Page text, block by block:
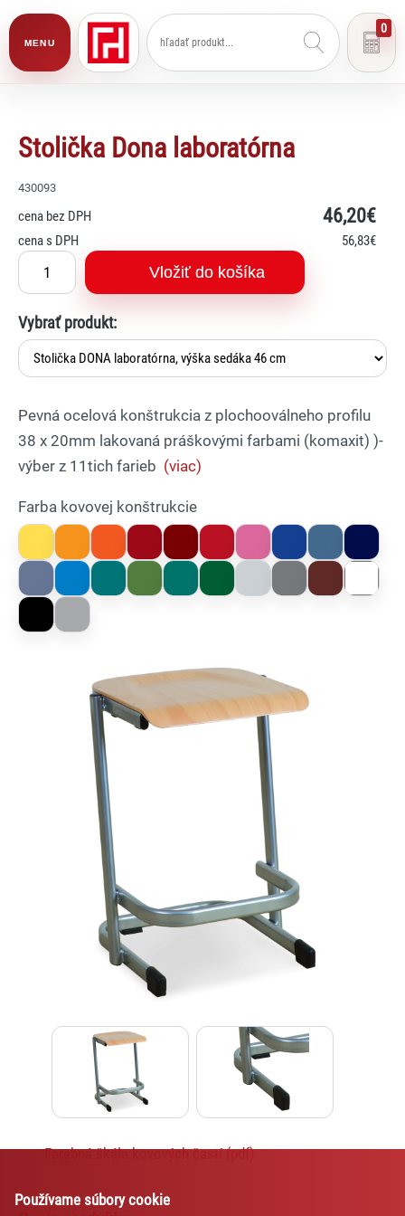
MENU
0
Stolička Dona laboratórna
430093
cena bez DPH 46,20€
cena s DPH 56,83€
Vložiť do košíka
Vybrať produkt:
Pevná ocelová konštrukcia z plochooválneho profilu
38 x 20mm lakovaná práškovými farbami (komaxit) )-
výber z 11tich farieb (viac)
Farba kovovej konštrukcie
Farebná škála kovových častí (pdf)
Používame súbory cookie
Asistent pre školský nábytok a